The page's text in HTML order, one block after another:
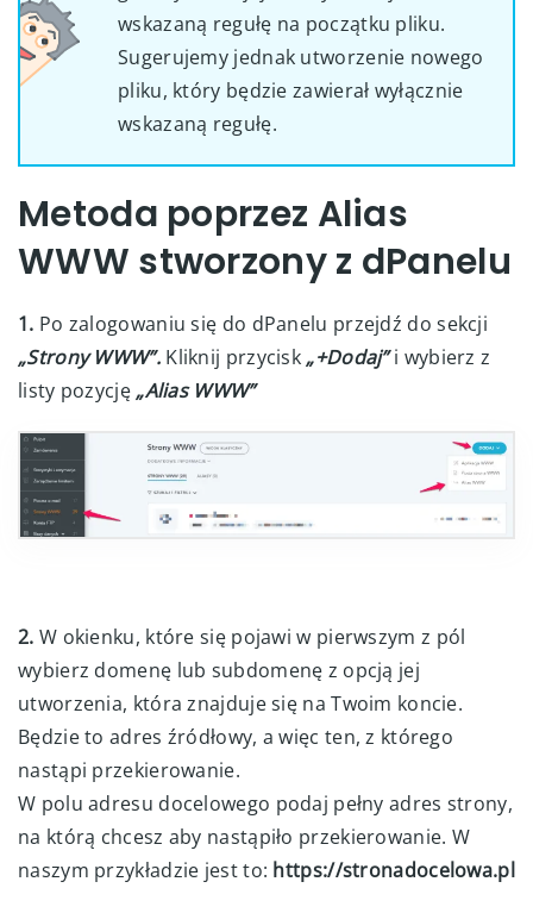
wskazaną regułę na początku pliku.
Sugerujemy jednak utworzenie nowego
pliku, który będzie zawierał wyłącznie
wskazaną regułę.
Metoda poprzez Alias
WWW stworzony z dPanelu
1. Po zalogowaniu się do dPanelu przejdź do sekcji
„Strony WWW”. Kliknij przycisk „+Dodaj”i wybierz z
listy pozycję „Alias WWW”
2. W okienku, które się pojawi w pierwszym z pól
wybierz domenę lub subdomenę z opcją jej
utworzenia, która znajduje się na Twoim koncie.
Będzie to adres źródłowy, a więc ten, z którego
nastąpi przekierowanie.
W polu adresu docelowego podaj pełny adres strony,
na którą chcesz aby nastąpiło przekierowanie. W
naszym przykładzie jest to: https://stronadocelowa.pl